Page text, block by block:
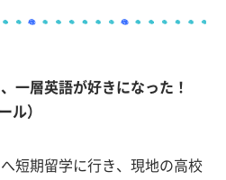
一層英語が好きになった！
ル）
短期留学に行き、現地の高校